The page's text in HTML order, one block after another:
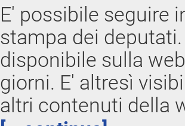
E' possibile seguire
stampa dei
disponibile sulla
giorni. E' altresì
altri contenuti della